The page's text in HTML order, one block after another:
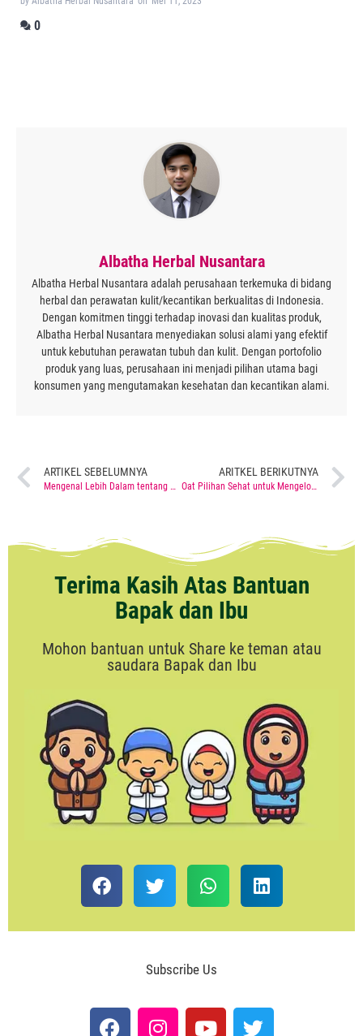
0
Albatha Herbal Nusantara
Albatha Herbal Nusantara adalah perusahaan terkemuka di bidang
herbal dan perawatan kulit/kecantikan berkualitas di Indonesia.
Dengan komitmen tinggi terhadap inovasi dan kualitas produk,
Albatha Herbal Nusantara menyediakan solusi alami yang efektif
untuk kebutuhan perawatan tubuh dan kulit. Dengan portofolio
produk yang luas, perusahaan ini menjadi pilihan utama bagi
konsumen yang mengutamakan kesehatan dan kecantikan alami.
ARTIKEL SEBELUMNYA
Mengenal Lebih Dalam tentang Pneumothorax dan Dampaknya
ARITKEL BERIKUTNYA
Oat Pilihan Sehat untuk Mengelola Darah Tinggi, Gula Darah, dan Kolesterol
Terima Kasih Atas Bantuan
Bapak dan Ibu
Mohon bantuan untuk Share ke teman atau
saudara Bapak dan Ibu
Subscribe Us